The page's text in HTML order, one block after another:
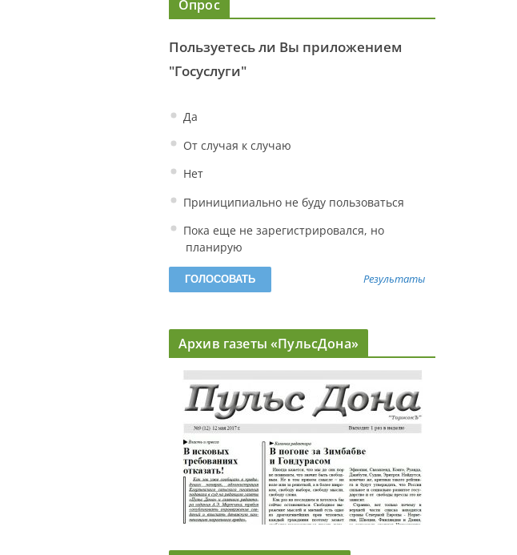
Опрос
Пользуетесь ли Вы приложением
"Госуслуги"
Да
От случая к случаю
Нет
Приниципиально не буду пользоваться
Пока еще не зарегистрировался, но
планирую
Результаты
Архив газеты «ПульсДона»